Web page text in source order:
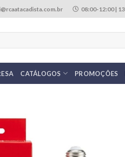
08:00-12:00 |
CATÁLOGOS PROMOÇÕES